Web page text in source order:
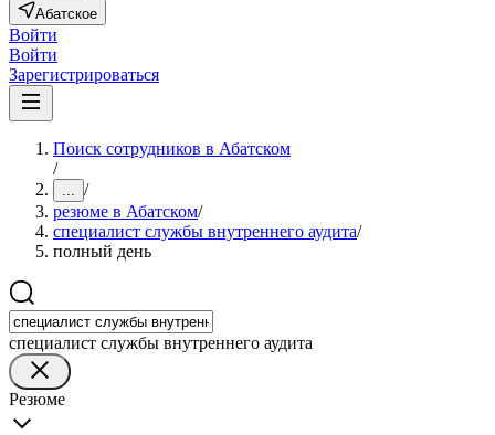
Абатское
Войти
Войти
Зарегистрироваться
Поиск сотрудников в Абатском
/
... /
резюме в Абатском/
специалист службы внутреннего аудита/
полный день
специалист службы внутреннего аудита
Резюме